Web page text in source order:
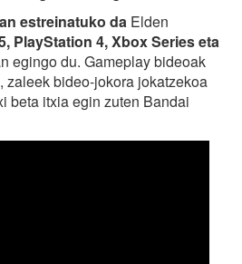
estreinatuko da Elden
PlayStation 4, Xbox Series eta
egingo du. Gameplay bideoak
zaleek bideo-jokora jokatzekoa
beta itxia egin zuten Bandai